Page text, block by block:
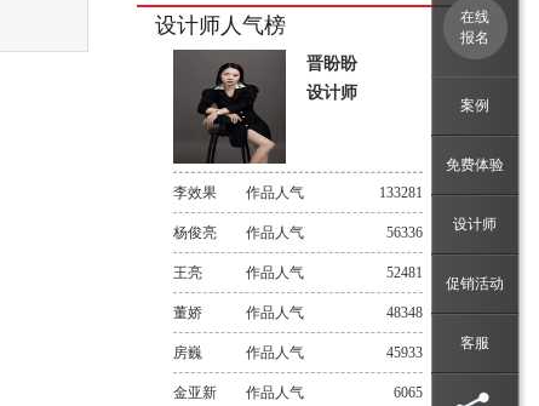
设计师人气榜
晋盼盼
设计师
133281
李效果 作品人气
56336
杨俊亮 作品人气
52481
王亮 作品人气
48348
董娇 作品人气
45933
房巍 作品人气
6065
金亚新 作品人气
在线
报名
案例
免费体验
设计师
促销活动
客服